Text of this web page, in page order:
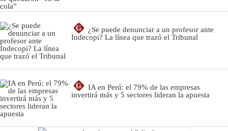
G
¿Se puede denunciar a un profesor ante
Indecopi? La línea que trazó el Tribunal
G
IA en Perú: el 79% de las empresas
invertirá más y 5 sectores lideran la apuesta